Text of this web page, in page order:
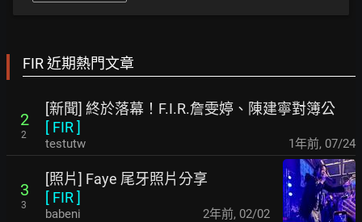
FIR 近期熱門文章
2
2
[新聞] 終於落幕！F.I.R.詹雯婷、陳建寧對簿公
[ FIR]
testutw 1年前, 07/24
3
3
[照片] Faye 尾牙照片分享
[ FIR]
babeni 2年前, 02/02